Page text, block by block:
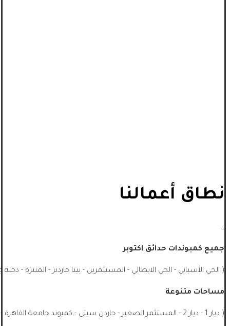
نطاق أعمالنا
_
جميع كمبوندات حدائق اكتوبر
( الحي الأسباني - الحي الايطالي - المستثمرين - بيتا جاردنز - المنتزة -
مساحات متنوعة
( ديار 1 - ديار 2 - المستثمر الصغير - جاردن سيتي - كمبوند جامعة القاهرة - الشيخ زايد - جميع احياء اكتوبر - اشجار سيتي - ماونتن فيو اكتوبر ...)